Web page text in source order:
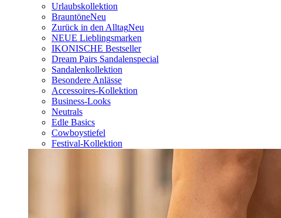
Urlaubskollektion
BrauntöneNeu
Zurück in den AlltagNeu
NEUE Lieblingsmarken
IKONISCHE Bestseller
Dream Pairs Sandalenspecial
Sandalenkollektion
Besondere Anlässe
Accessoires-Kollektion
Business-Looks
Neutrals
Edle Basics
Cowboystiefel
Festival-Kollektion